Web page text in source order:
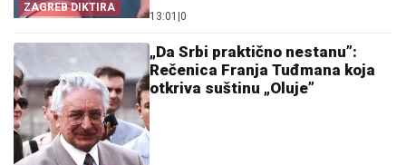
ZAGREB DIKTIRA
13:01 0
„Da Srbi praktično nestanu”:
Rečenica Franja Tuđmana koja
otkriva suštinu „Oluje”